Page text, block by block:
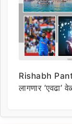
Rishabh Pant
लागणार ‘एवढा’